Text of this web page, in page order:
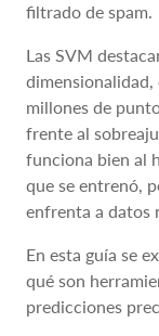
filtrado de spam.
Las SVM
millones de
frente al
funciona bien al
que se entrenó,
enfrenta a datos
En esta guía se
qué son
predicciones